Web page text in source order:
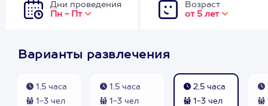
Дни проведения
Пн - Пт
Возраст
от 5 лет
Варианты развлечения
1,5 часа
1-3 чел
1,5 часа
1-3 чел
2,5 часа
1-3 чел